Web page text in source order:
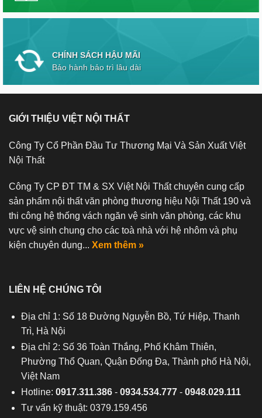
CHÍNH SÁCH HẬU MÃI
Bảo hành bảo trì lâu dài
GIỚI THIỆU VIỆT NỘI THẤT
Công Ty Cổ Phần Đầu Tư Thương Mại Và Sản Xuất Việt
Nội Thất
Công Ty CP ĐT TM & SX Việt Nội Thất chuyên cung cấp
sản phẩm nội thất văn phòng thương hiệu Nội Thất 190 và
thi công hệ thống vách ngăn vệ sinh văn phòng, các khu
vực vệ sinh chung cho các toà nhà với hệ nhôm và phụ
kiện chuyên dụng... Xem thêm »
LIÊN HỆ CHÚNG TÔI
Địa chỉ 1: Số 18 Đường Nguyễn Bồ, Tứ Hiệp, Thanh
Trì, Hà Nội
Địa chỉ 2: Số 36 Toàn Thắng, Phố Khâm Thiên,
Phường Thổ Quan, Quận Đống Đa, Thành phố Hà Nội,
Việt Nam
Hotline: 0917.311.386- 0934.534.777- 0948.029.111
Tư vấn kỹ thuật: 0379.159.456